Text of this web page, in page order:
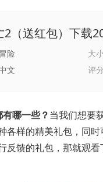
2（送红包）下载
险 大
文 评
哪一些？当我们想要
各样的精美礼包，同
反馈的礼包，那就观